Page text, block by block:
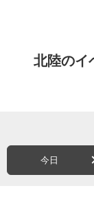
北陸のイ
今日